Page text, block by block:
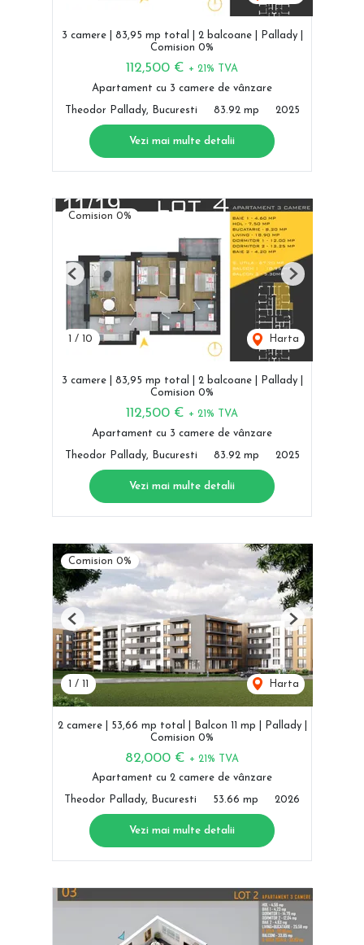
3 camere | 83,95 mp total | 2 balcoane | Pallady |
Comision 0%
112,500 € + 21% TVA
Apartament cu 3 camere de vânzare
Theodor Pallady, Bucuresti 83.92 mp 2025
Vezi mai multe detalii
Comision 0%
1 / 10 Harta
Previous Next
3 camere | 83,95 mp total | 2 balcoane | Pallady |
Comision 0%
112,500 € + 21% TVA
Apartament cu 3 camere de vânzare
Theodor Pallady, Bucuresti 83.92 mp 2025
Vezi mai multe detalii
Comision 0%
1 / 11 Harta
Previous Next
2 camere | 53,66 mp total | Balcon 11 mp | Pallady |
Comision 0%
82,000 € + 21% TVA
Apartament cu 2 camere de vânzare
Theodor Pallady, Bucuresti 53.66 mp 2026
Vezi mai multe detalii